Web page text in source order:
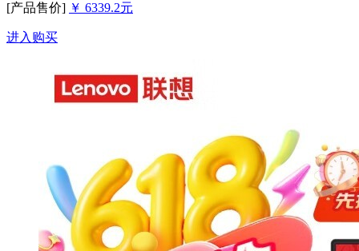
[产品售价] ￥ 6339.2元
进入购买